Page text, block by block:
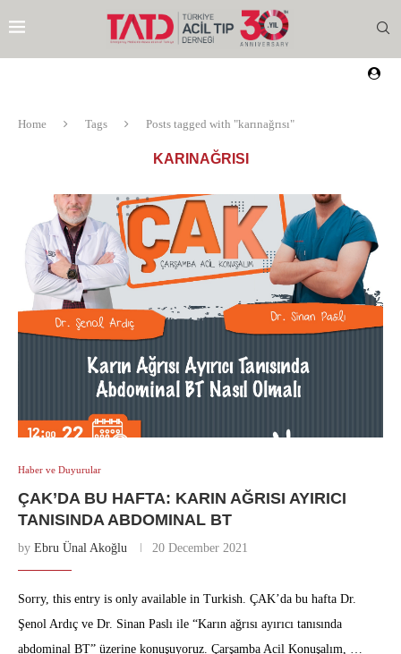
Home Tags Posts tagged with "karınağrısı"
KARINAĞRISI
Haber ve Duyurular
ÇAK’DA BU HAFTA: KARIN AĞRISI AYIRICI
TANISINDA ABDOMINAL BT
by Ebru Ünal Akoğlu 20 December 2021
Sorry, this entry is only available in Turkish. ÇAK’da bu hafta Dr.
Şenol Ardıç ve Dr. Sinan Paslı ile “Karın ağrısı ayırıcı tanısında
abdominal BT” üzerine konuşuyoruz. Çarşamba Acil Konuşalım, …